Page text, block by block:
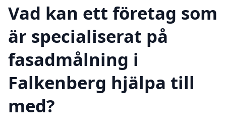
Vad kan ett företag som
är specialiserat på
fasadmålning i
Falkenberg hjälpa till
med?